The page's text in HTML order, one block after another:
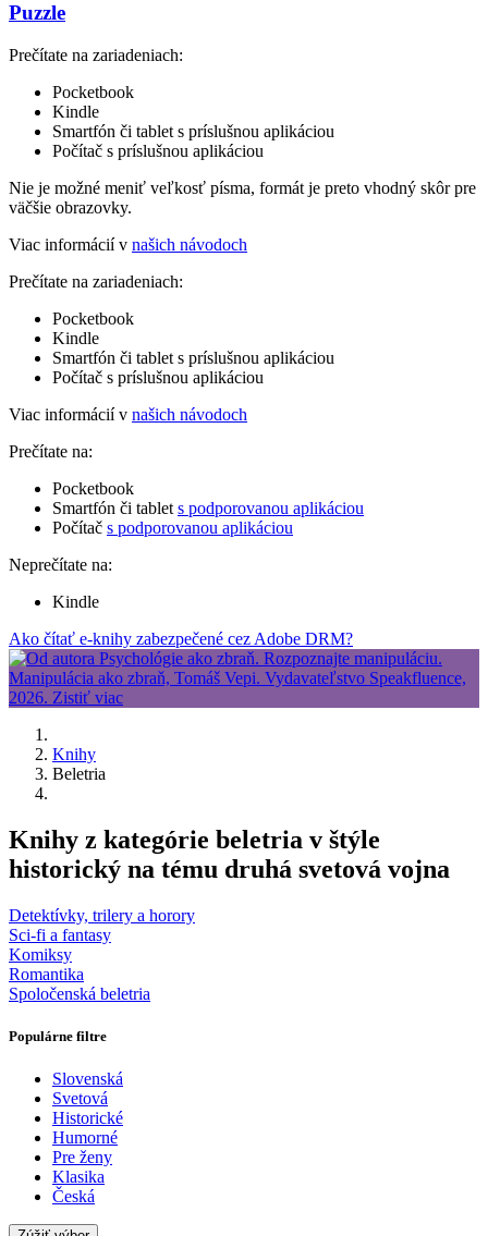
Puzzle
Prečítate na zariadeniach:
Pocketbook
Kindle
Smartfón či tablet s príslušnou aplikáciou
Počítač s príslušnou aplikáciou
Nie je možné meniť veľkosť písma, formát je preto vhodný skôr pre
väčšie obrazovky.
Viac informácií v našich návodoch
Prečítate na zariadeniach:
Pocketbook
Kindle
Smartfón či tablet s príslušnou aplikáciou
Počítač s príslušnou aplikáciou
Viac informácií v našich návodoch
Prečítate na:
Pocketbook
Smartfón či tablet s podporovanou aplikáciou
Počítač s podporovanou aplikáciou
Neprečítate na:
Kindle
Ako čítať e-knihy zabezpečené cez Adobe DRM?
Knihy
Beletria
Knihy z kategórie beletria v štýle
historický na tému druhá svetová vojna
Detektívky, trilery a horory
Sci-fi a fantasy
Komiksy
Romantika
Spoločenská beletria
Populárne filtre
Slovenská
Svetová
Historické
Humorné
Pre ženy
Klasika
Česká